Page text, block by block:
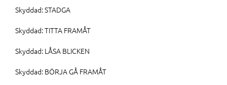
Skyddad: STADGA
Skyddad: TITTA FRAMÅT
Skyddad: LÅSA BLICKEN
Skyddad: BÖRJA GÅ FRAMÅT